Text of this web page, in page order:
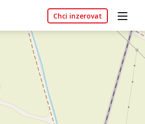
Chci inzerovat